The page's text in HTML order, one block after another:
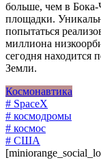
больше, чем в Бока-
площадки.
попытаться
миллиона
сегодня находится
Земли.
Космонавтика
# SpaceX
# космодромы
# космос
# США